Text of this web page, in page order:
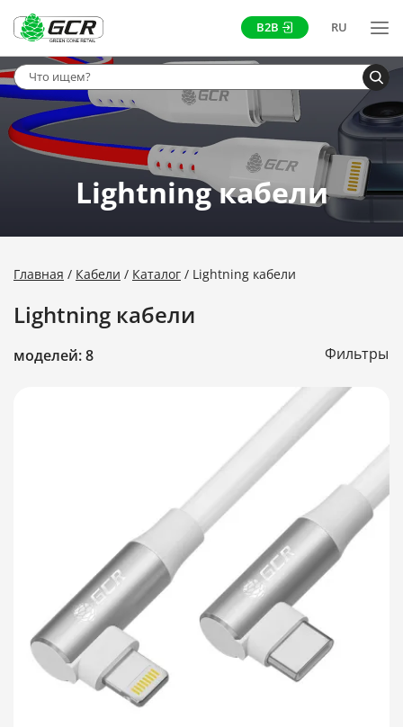
B2B RU
Lightning кабели
Главная Кабели Каталог Lightning кабели
Lightning кабели
моделей: 8 Фильтры